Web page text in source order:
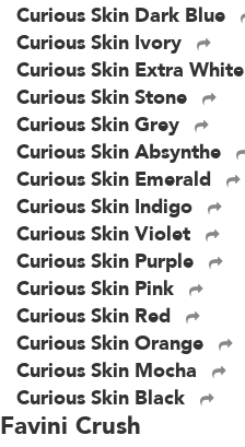
Curious Skin Dark Blue
Curious Skin Ivory
Curious Skin Extra White
Curious Skin Stone
Curious Skin Grey
Curious Skin Absynthe
Curious Skin Emerald
Curious Skin Indigo
Curious Skin Violet
Curious Skin Purple
Curious Skin Pink
Curious Skin Red
Curious Skin Orange
Curious Skin Mocha
Curious Skin Black
Favini Crush